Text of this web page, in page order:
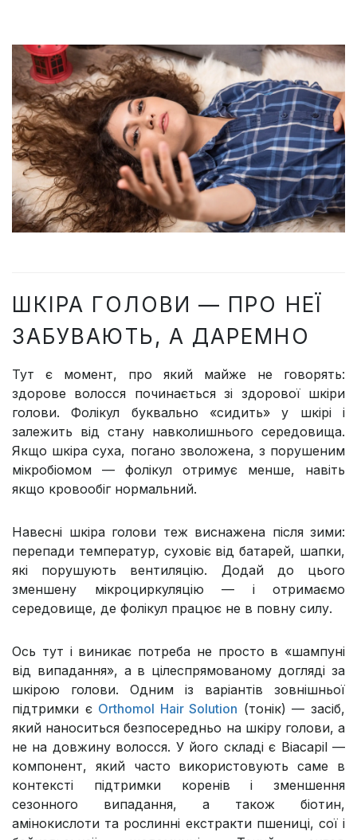
ШКІРА ГОЛОВИ — ПРО НЕЇ
ЗАБУВАЮТЬ, А ДАРЕМНО
Тут є момент, про який майже не говорять:
здорове волосся починається зі здорової шкіри
голови. Фолікул буквально «сидить» у шкірі і
залежить від стану навколишнього середовища.
Якщо шкіра суха, погано зволожена, з порушеним
мікробіомом — фолікул отримує менше, навіть
якщо кровообіг нормальний.
Навесні шкіра голови теж виснажена після зими:
перепади температур, суховіє від батарей, шапки,
які порушують вентиляцію. Додай до цього
зменшену мікроциркуляцію — і отримаємо
середовище, де фолікул працює не в повну силу.
Ось тут і виникає потреба не просто в «шампуні
від випадання», а в цілеспрямованому догляді за
шкірою голови. Одним із варіантів зовнішньої
підтримки є Orthomol Hair Solution (тонік) — засіб,
який наноситься безпосередньо на шкіру голови, а
не на довжину волосся. У його складі є Biacapil —
компонент, який часто використовують саме в
контексті підтримки коренів і зменшення
сезонного випадання, а також біотин,
амінокислоти та рослинні екстракти пшениці, сої і